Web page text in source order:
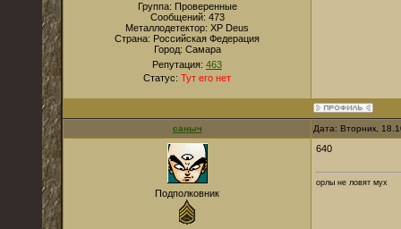
Группа: Проверенные
Сообщений: 473
Металлодетектор: XP Deus
Страна: Российская Федерация
Город: Самара
Репутация: 463
Статус: Тут его нет
саныч Дата: Вторник,
Подполковник
640
орлы не ловят мух